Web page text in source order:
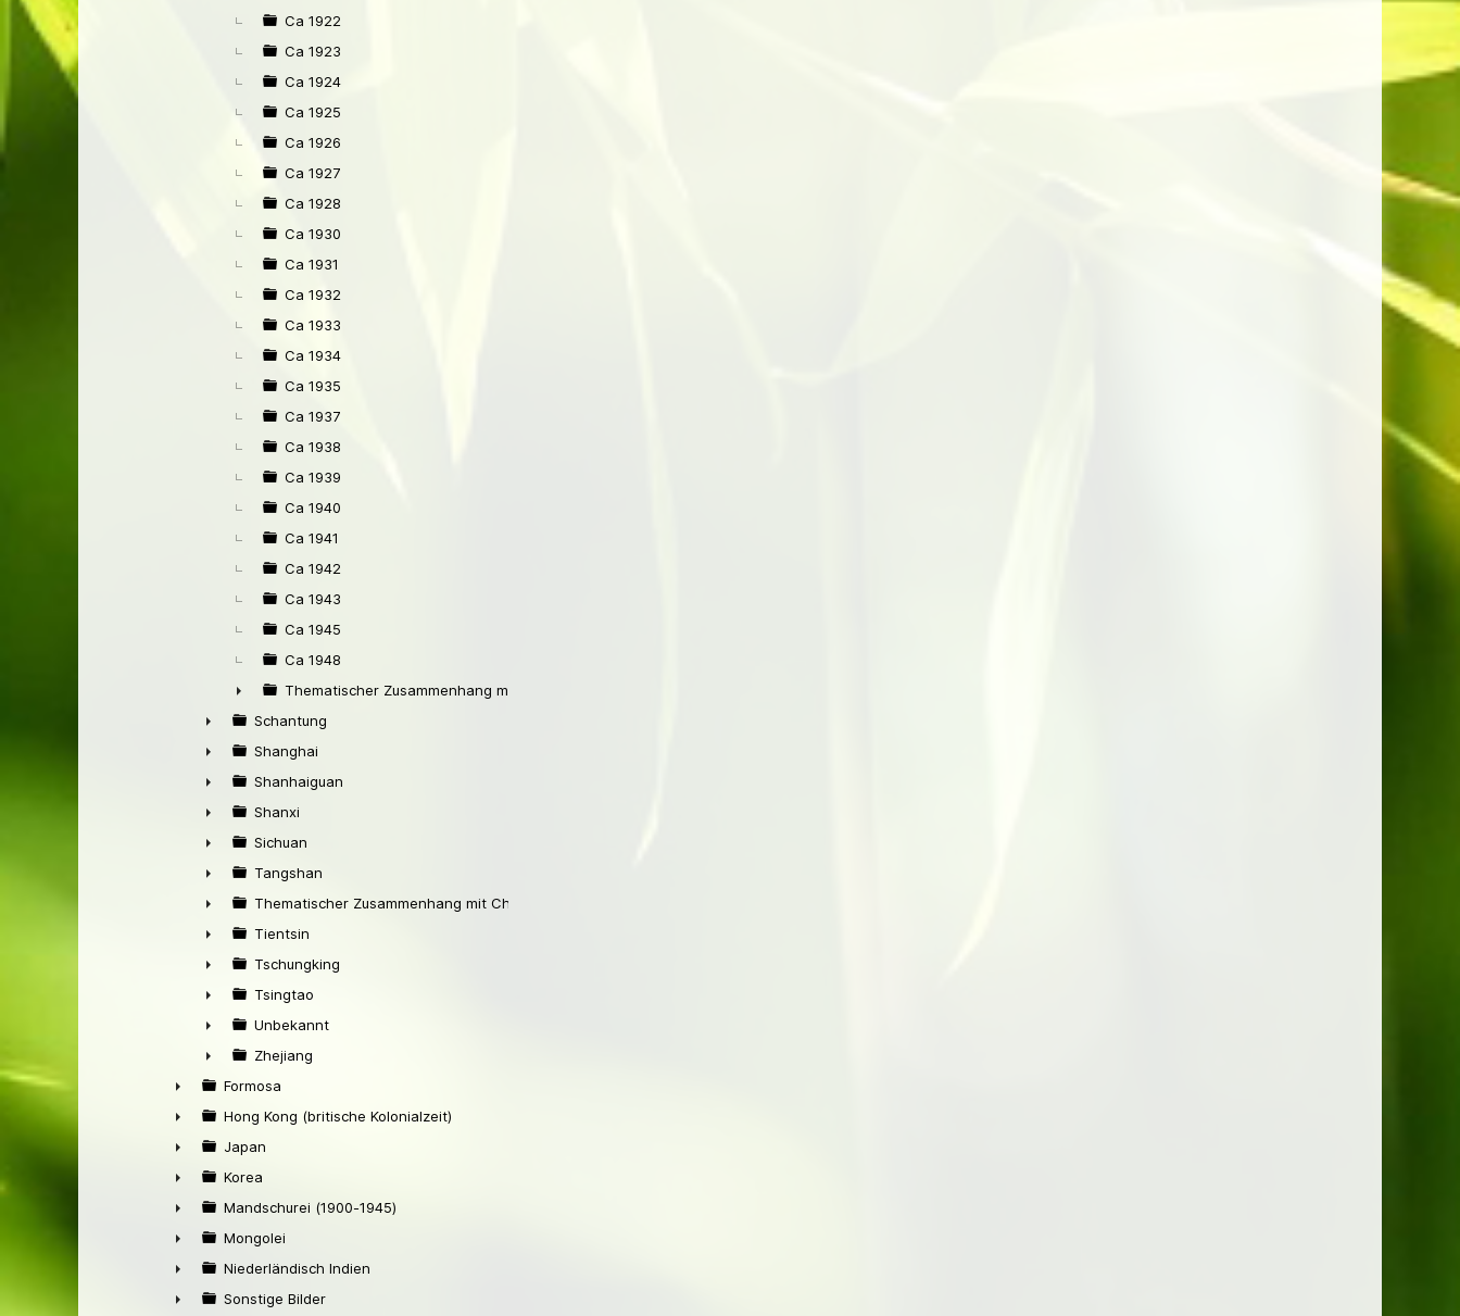
Ca 1922
Ca 1923
Ca 1924
Ca 1925
Ca 1926
Ca 1927
Ca 1928
Ca 1930
Ca 1931
Ca 1932
Ca 1933
Ca 1934
Ca 1935
Ca 1937
Ca 1938
Ca 1939
Ca 1940
Ca 1941
Ca 1942
Ca 1943
Ca 1945
Ca 1948
►
Thematischer Zusammenhang mit Peking
►
Schantung
►
Shanghai
►
Shanhaiguan
►
Shanxi
►
Sichuan
►
Tangshan
►
Thematischer Zusammenhang mit China
►
Tientsin
►
Tschungking
►
Tsingtao
►
Unbekannt
►
Zhejiang
►
Formosa
►
Hong Kong (britische Kolonialzeit)
►
Japan
►
Korea
►
Mandschurei (1900-1945)
►
Mongolei
►
Niederländisch Indien
Sonstige Bilder